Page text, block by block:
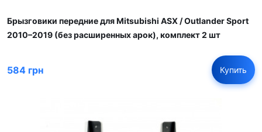
Брызговики передние для Mitsubishi ASX / Outlander Sport
2010–2019 (без расширенных арок), комплект 2 шт
584 грн Купить